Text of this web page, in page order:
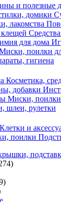
и полезные
домики
лакомства
клещей
для дома
поилки
гигиена
Косметика,
добавки
Миски, поилки
шлеи, рулетки
Клетки и
поилки